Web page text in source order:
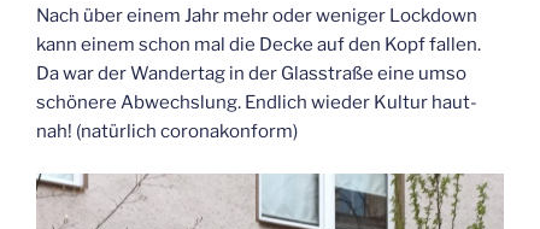
Nach über einem Jahr mehr oder weni­ger Lock­down
kann einem schon mal die Decke auf den Kopf fal­len.
Da war der Wan­der­tag in der Glas­stra­ße eine umso
schö­ne­re Abwechs­lung. End­lich wie­der Kul­tur haut­
nah! (natür­lich coronakonform)